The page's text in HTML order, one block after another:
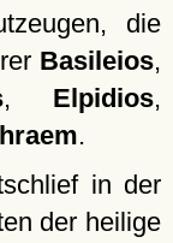
die
Basileios,
, Elpidios,
.
in der
der heilige